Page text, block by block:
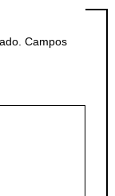
Campos